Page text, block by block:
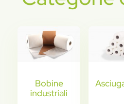
Bobine
industriali